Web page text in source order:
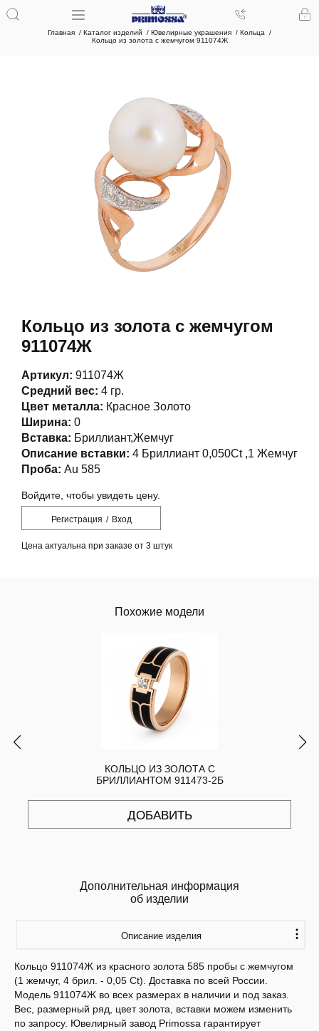
Главная Каталог изделий Ювелирные украшения
Кольца
Кольцо из золота с жемчугом 911074Ж
Кольцо из золота с жемчугом
911074Ж
Артикул: 911074Ж
Средний вес: 4 гр.
Цвет металла: Красное Золото
Ширина: 0
Вставка: Бриллиант,Жемчуг
Описание вставки: 4 Бриллиант 0,050Ct ,1 Жемчуг
Проба: Au 585
Войдите, чтобы увидеть цену.
Регистрация / Вход
Цена актуальна при заказе от 3 штук
Похожие модели
КОЛЬЦО ИЗ ЗОЛОТА С
БРИЛЛИАНТОМ 911473-2Б
ДОБАВИТЬ
Дополнительная информация
об изделии
Описание изделия
Кольцо 911074Ж из красного золота 585 пробы с жемчугом
(1 жемчуг, 4 брил. - 0,05 Ct). Доставка по всей России.
Модель 911074Ж во всех размерах в наличии и под заказ.
Вес, размерный ряд, цвет золота, вставки можем изменить
по запросу. Ювелирный завод Primossa гарантирует